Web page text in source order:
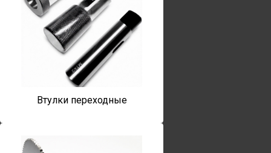
Втулки переходные